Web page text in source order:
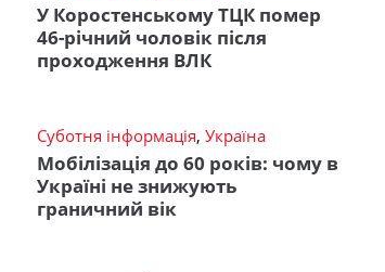
У Коростенському ТЦК помер
46-річний чоловік після
проходження ВЛК
Суботня інформація, Україна
Мобілізація до 60 років: чому в
Україні не знижують
граничний вік